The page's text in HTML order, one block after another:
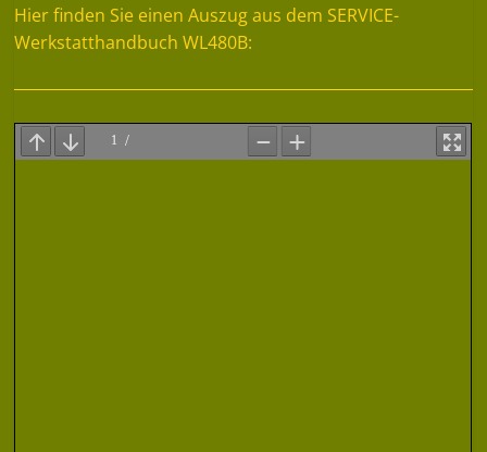
Hier finden Sie einen Auszug aus dem SERVICE-
Werkstatthandbuch WL480B: